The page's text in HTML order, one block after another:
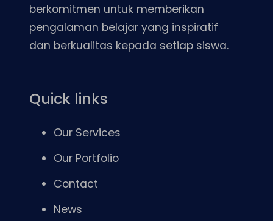
berkomitmen untuk memberikan
pengalaman belajar yang inspiratif
dan berkualitas kepada setiap siswa.
Quick links
Our Services
Our Portfolio
Contact
News